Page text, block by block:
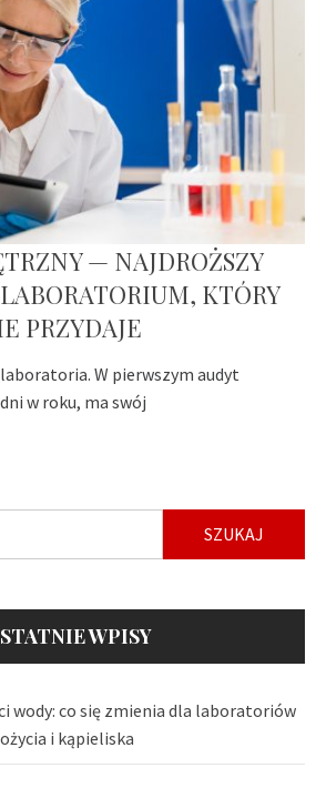
— NAJDROŻSZY
KTÓRY
PRZYDAJE
W pierwszym audyt
w roku, ma swój
WPISY
wody: co się zmienia dla laboratoriów
i kąpieliska